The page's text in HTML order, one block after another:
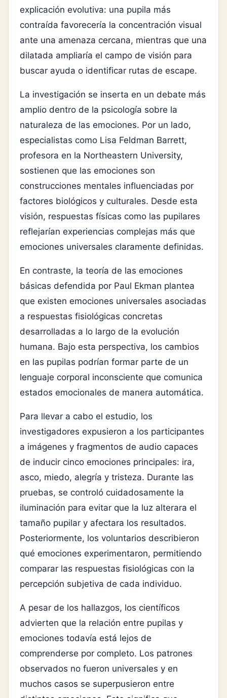
explicación evolutiva: una pupila más
contraída favorecería la concentración visual
ante una amenaza cercana, mientras que una
dilatada ampliaría el campo de visión para
buscar ayuda o identificar rutas de escape.
La investigación se inserta en un debate más
amplio dentro de la psicología sobre la
naturaleza de las emociones. Por un lado,
especialistas como Lisa Feldman Barrett,
profesora en la Northeastern University,
sostienen que las emociones son
construcciones mentales influenciadas por
factores biológicos y culturales. Desde esta
visión, respuestas físicas como las pupilares
reflejarían experiencias complejas más que
emociones universales claramente definidas.
En contraste, la teoría de las emociones
básicas defendida por Paul Ekman plantea
que existen emociones universales asociadas
a respuestas fisiológicas concretas
desarrolladas a lo largo de la evolución
humana. Bajo esta perspectiva, los cambios
en las pupilas podrían formar parte de un
lenguaje corporal inconsciente que comunica
estados emocionales de manera automática.
Para llevar a cabo el estudio, los
investigadores expusieron a los participantes
a imágenes y fragmentos de audio capaces
de inducir cinco emociones principales: ira,
asco, miedo, alegría y tristeza. Durante las
pruebas, se controló cuidadosamente la
iluminación para evitar que la luz alterara el
tamaño pupilar y afectara los resultados.
Posteriormente, los voluntarios describieron
qué emociones experimentaron, permitiendo
comparar las respuestas fisiológicas con la
percepción subjetiva de cada individuo.
A pesar de los hallazgos, los científicos
advierten que la relación entre pupilas y
emociones todavía está lejos de
comprenderse por completo. Los patrones
observados no fueron universales y en
muchos casos se superpusieron entre